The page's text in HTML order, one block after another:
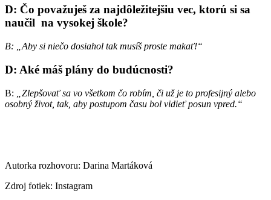
D: Čo považuješ za najdôležitejšiu vec, ktorú si sa
naučil na vysokej škole?
B: „Aby si niečo dosiahol tak musíš proste makať!“
D: Aké máš plány do budúcnosti?
B:
„Zlepšovať sa vo všetkom čo robím, či už je to profesijný alebo
osobný život, tak, aby postupom času bol vidieť posun vpred.“
Autorka rozhovoru: Darina Martáková
Zdroj fotiek: Instagram